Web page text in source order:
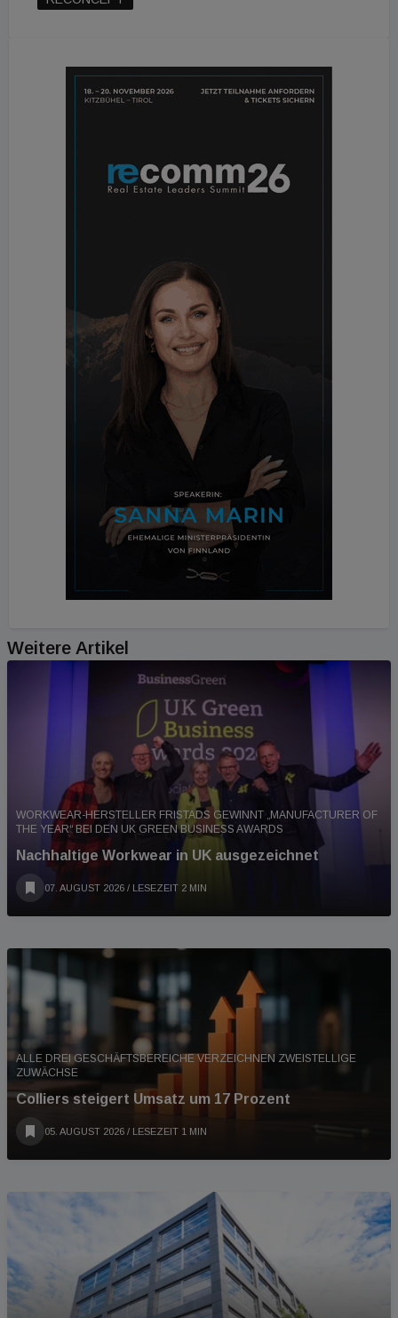
Weitere Artikel
WORKWEAR-HERSTELLER FRISTADS GEWINNT „MANUFACTURER OF
THE YEAR“ BEI DEN UK GREEN BUSINESS AWARDS
Nachhaltige Workwear in UK ausgezeichnet
07. AUGUST 2026 / LESEZEIT 2 MIN
ALLE DREI GESCHÄFTSBEREICHE VERZEICHNEN ZWEISTELLIGE
ZUWÄCHSE
Colliers steigert Umsatz um 17 Prozent
05. AUGUST 2026 / LESEZEIT 1 MIN